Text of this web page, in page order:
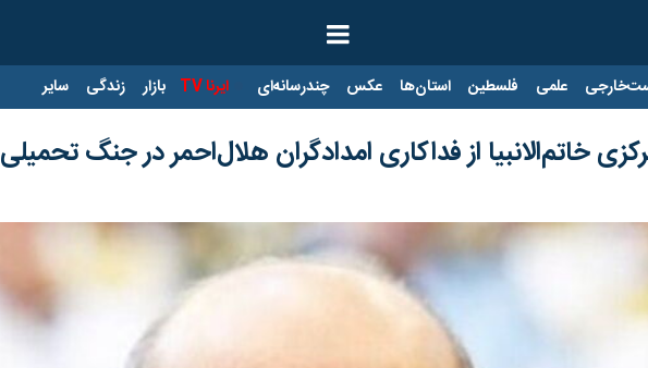
علمی فلسطین استان‌ها عکس چندرسانه‌ای ایرنا TV بازار زندگی سایر
خاتم‌الانبیا از فداکاری امدادگران هلال‌احمر در جنگ تحمیلی